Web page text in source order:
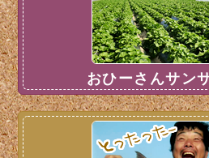
おひーさんサン